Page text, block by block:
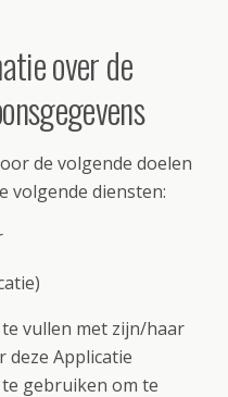
over de
de volgende doelen
volgende diensten:
vullen met zijn/haar
deze Applicatie
gebruiken om te